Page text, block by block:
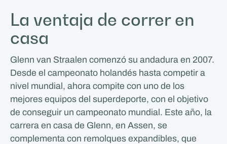
La ventaja de correr en
casa
Glenn van Straalen comenzó su andadura en 2007.
Desde el campeonato holandés hasta competir a
nivel mundial, ahora compite con uno de los
mejores equipos del superdeporte, con el objetivo
de conseguir un campeonato mundial. Este año, la
carrera en casa de Glenn, en Assen, se
complementa con remolques expandibles, que